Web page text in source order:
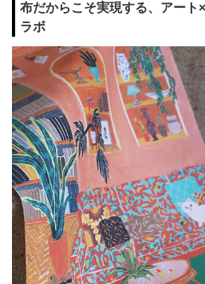
布だからこそ実現する、アート
ラボ